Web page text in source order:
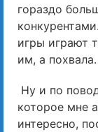
гораздо
игры играют
им, а похвала.
Ну и по
которое мне
интересно,